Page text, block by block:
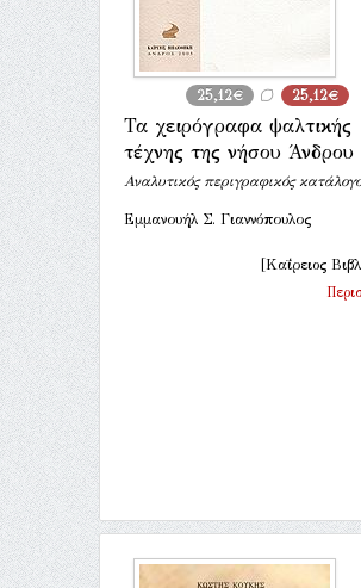
25,12€ 25,12€
Τα χειρόγραφα ψαλτικής
τέχνης της νήσου Άνδρου
Αναλυτικός περιγραφικός
Εμμανουήλ Σ. Γιαννόπουλος
[Καΐρειος